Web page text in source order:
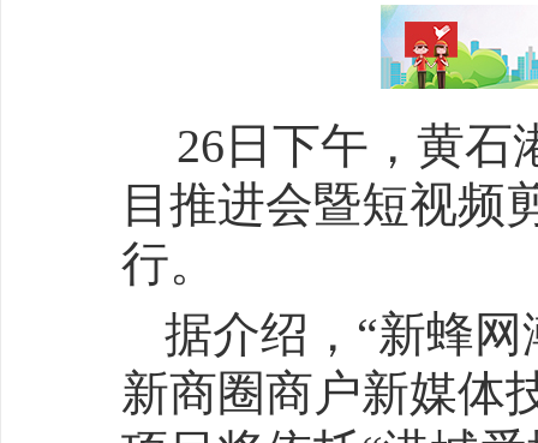
26日下午，黄石
目推进会暨短视频
行。
据介绍，“新蜂
新商圈商户新媒体